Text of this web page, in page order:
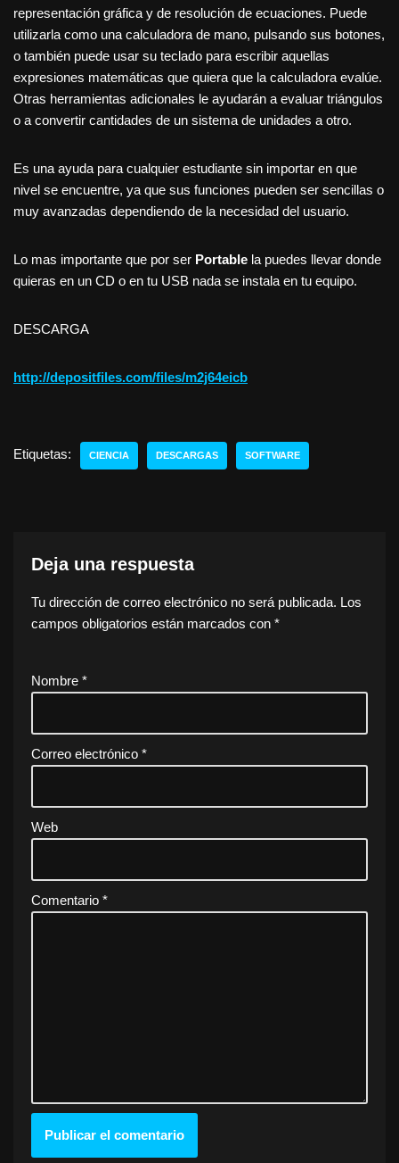
representación gráfica y de resolución de ecuaciones. Puede
utilizarla como una calculadora de mano, pulsando sus botones,
o también puede usar su teclado para escribir aquellas
expresiones matemáticas que quiera que la calculadora evalúe.
Otras herramientas adicionales le ayudarán a evaluar triángulos
o a convertir cantidades de un sistema de unidades a otro.
Es una ayuda para cualquier estudiante sin importar en que
nivel se encuentre, ya que sus funciones pueden ser sencillas o
muy avanzadas dependiendo de la necesidad del usuario.
Lo mas importante que por ser Portable la puedes llevar donde
quieras en un CD o en tu USB nada se instala en tu equipo.
DESCARGA
http://depositfiles.com/files/m2j64eicb
Etiquetas: CIENCIA DESCARGAS SOFTWARE
Deja una respuesta
Tu dirección de correo electrónico no será publicada. Los
campos obligatorios están marcados con *
Nombre *
Correo electrónico *
Web
Comentario *